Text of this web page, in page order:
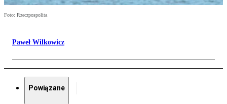
Foto: Rzeczpospolita
Paweł Wilkowicz
Powiązane